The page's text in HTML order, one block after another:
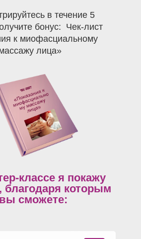
в течение 5
бонус: Чек-лист
к миофасциальному
лица»
классе я покажу
благодаря которым
вы сможете: